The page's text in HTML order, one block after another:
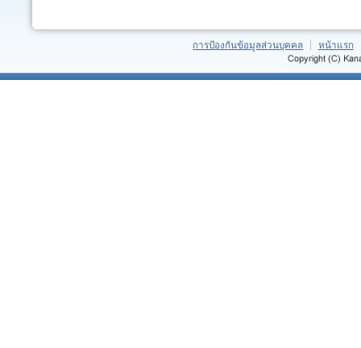
การป้องกันข้อมูลส่วนบุคคล หน้าแรก